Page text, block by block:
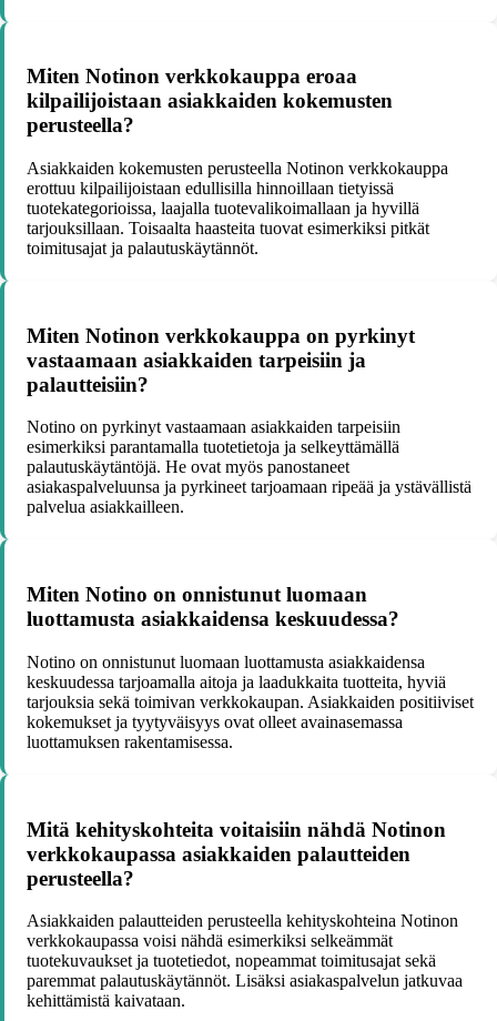
Miten Notinon verkkokauppa eroaa
kilpailijoistaan asiakkaiden kokemusten
perusteella?
Asiakkaiden kokemusten perusteella Notinon verkkokauppa
erottuu kilpailijoistaan edullisilla hinnoillaan tietyissä
tuotekategorioissa, laajalla tuotevalikoimallaan ja hyvillä
tarjouksillaan. Toisaalta haasteita tuovat esimerkiksi pitkät
toimitusajat ja palautuskäytännöt.
Miten Notinon verkkokauppa on pyrkinyt
vastaamaan asiakkaiden tarpeisiin ja
palautteisiin?
Notino on pyrkinyt vastaamaan asiakkaiden tarpeisiin
esimerkiksi parantamalla tuotetietoja ja selkeyttämällä
palautuskäytäntöjä. He ovat myös panostaneet
asiakaspalveluunsa ja pyrkineet tarjoamaan ripeää ja ystävällistä
palvelua asiakkailleen.
Miten Notino on onnistunut luomaan
luottamusta asiakkaidensa keskuudessa?
Notino on onnistunut luomaan luottamusta asiakkaidensa
keskuudessa tarjoamalla aitoja ja laadukkaita tuotteita, hyviä
tarjouksia sekä toimivan verkkokaupan. Asiakkaiden positiiviset
kokemukset ja tyytyväisyys ovat olleet avainasemassa
luottamuksen rakentamisessa.
Mitä kehityskohteita voitaisiin nähdä Notinon
verkkokaupassa asiakkaiden palautteiden
perusteella?
Asiakkaiden palautteiden perusteella kehityskohteina Notinon
verkkokaupassa voisi nähdä esimerkiksi selkeämmät
tuotekuvaukset ja tuotetiedot, nopeammat toimitusajat sekä
paremmat palautuskäytännöt. Lisäksi asiakaspalvelun jatkuvaa
kehittämistä kaivataan.